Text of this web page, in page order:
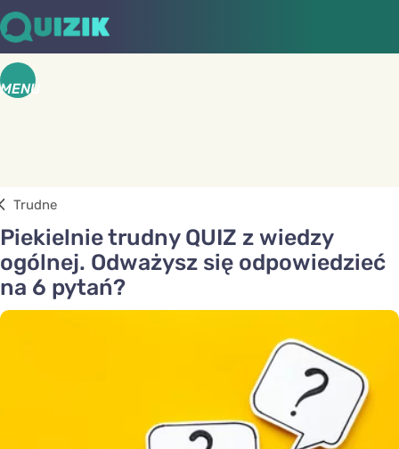
MENU
Trudne
Piekielnie trudny QUIZ z wiedzy
ogólnej. Odważysz się odpowiedzieć
na 6 pytań?